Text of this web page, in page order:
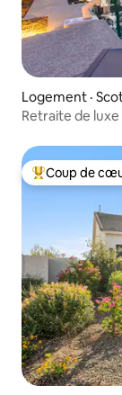
Logement ·
Retraite de
Coup de cœur
Coup de